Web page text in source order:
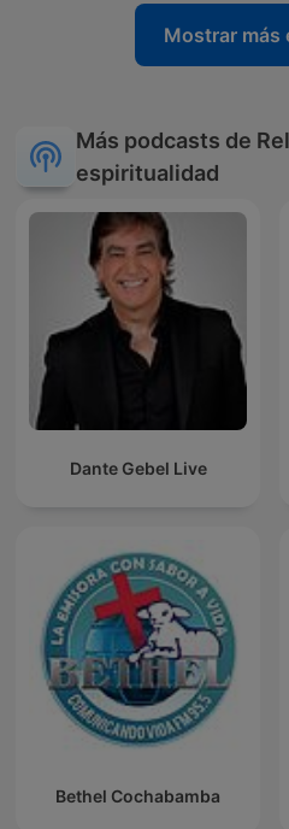
Mostrar más
Más podcasts de
espiritualidad
Dante Gebel Live
Bethel Cochabamba